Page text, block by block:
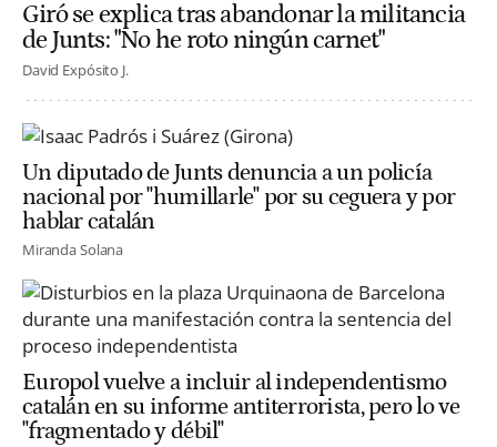
Giró se explica tras abandonar la militancia
de Junts: "No he roto ningún carnet"
David Expósito J.
Un diputado de Junts denuncia a un policía
nacional por "humillarle" por su ceguera y por
hablar catalán
Miranda Solana
Europol vuelve a incluir al independentismo
catalán en su informe antiterrorista, pero lo ve
"fragmentado y débil"